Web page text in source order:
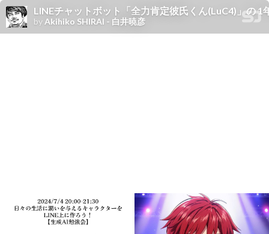
LINEチャットボット「全力肯定彼氏くん(LuC4)」の 1
by Akihiko SHIRAI - 白井暁彦